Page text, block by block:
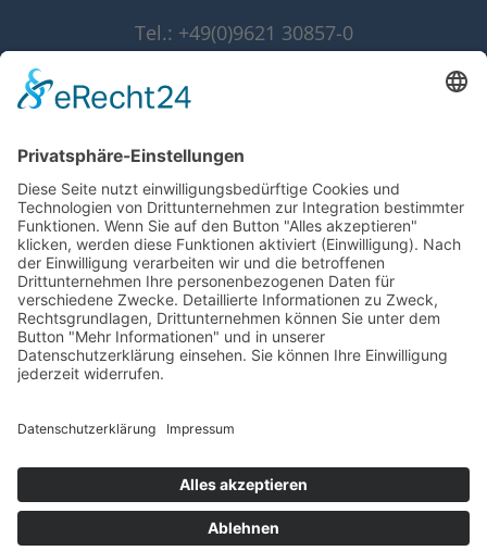
Tel.: +49(0)9621 30857-0
Fax: +49(0)9621 30857-10
info@grammer-solar.de
www.grammer-solar.com
Datenschutzerklärung
AGB